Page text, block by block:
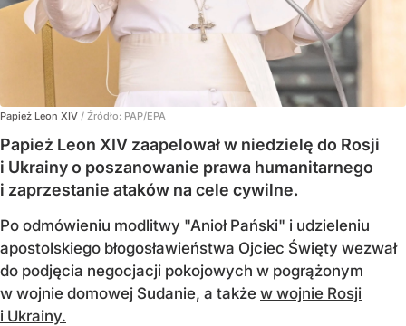
Papież Leon XIV / Źródło: PAP/EPA
Papież Leon XIV zaapelował w niedzielę do Rosji
i Ukrainy o poszanowanie prawa humanitarnego
i zaprzestanie ataków na cele cywilne.
Po odmówieniu modlitwy "Anioł Pański" i udzieleniu
apostolskiego błogosławieństwa Ojciec Święty wezwał
do podjęcia negocjacji pokojowych w pogrążonym
w wojnie domowej Sudanie, a także w wojnie Rosji
i Ukrainy.